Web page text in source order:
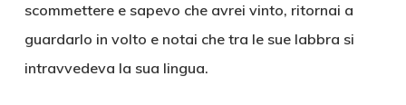
scommettere e sapevo che avrei vinto, ritornai a
guardarlo in volto e notai che tra le sue labbra si
intravvedeva la sua lingua.